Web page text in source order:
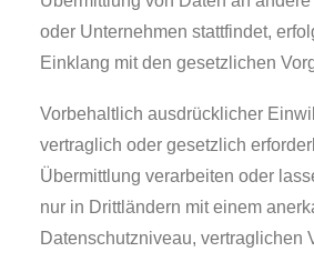
oder Unternehmen stattfindet,
Einklang mit den gesetzlichen
Vorbehaltlich ausdrücklicher
vertraglich oder gesetzlich
Übermittlung verarbeiten oder
nur in Drittländern mit einem
Datenschutzniveau, vertraglichen